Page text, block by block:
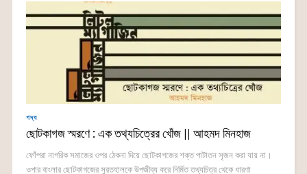
গদ্য
ছোটকাগজ স্মরণে : এক তথ্যচিত্রের খোঁজ || আহমদ মিনহাজ
ফোঁপরা নাগরিক সমাজের ওপর ঠেকনা দিয়ে ছোটকাগজের শক্ত পাটাতন সৃজন করা যায় না।
ওপার বাংলার ছোটকাগজের সুরতহালকে উপজীব্য করে নির্মিত তথ্যচিত্র থেকে ধারণা